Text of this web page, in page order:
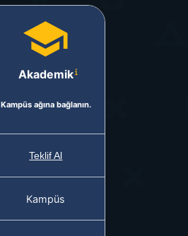
Akademik
Kampüs ağına bağlanın.
Teklif Al
Kampüs